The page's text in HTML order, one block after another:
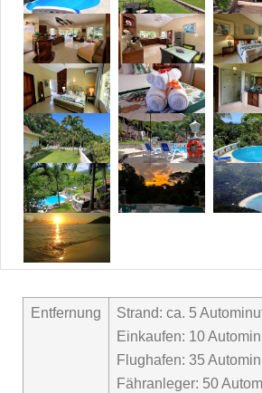
Entfernung
Strand: ca. 5
Einkaufen: 10
Flughafen: 35
Fähranleger: 50